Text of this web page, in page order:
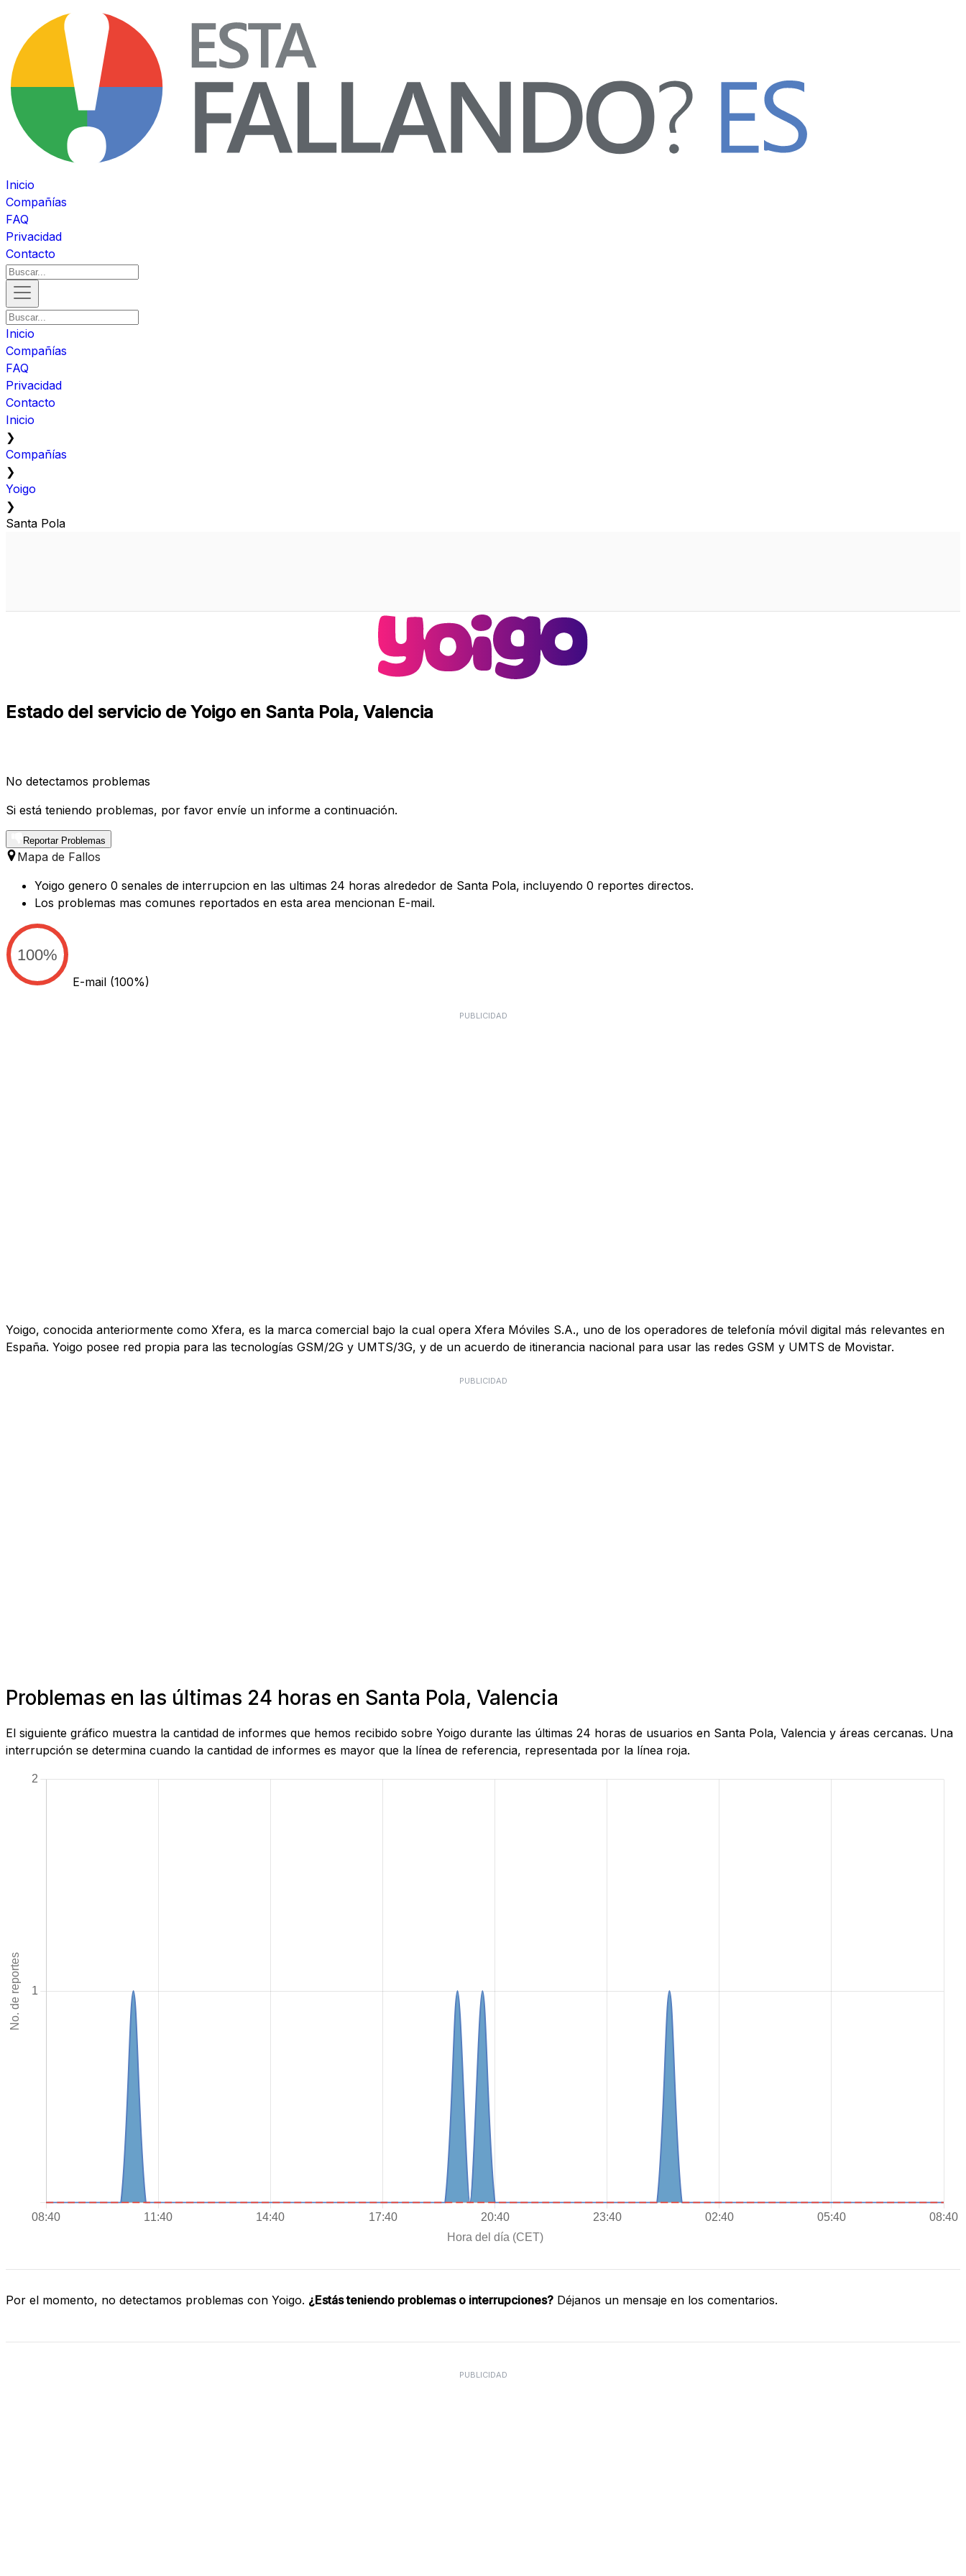
Inicio
Compañías
FAQ
Privacidad
Contacto
Inicio
Compañías
FAQ
Privacidad
Contacto
Inicio
❯
Compañías
❯
Yoigo
❯
Santa Pola
Estado del servicio de Yoigo en Santa Pola, Valencia
No detectamos problemas
Si está teniendo problemas, por favor envíe un informe a continuación.
Reportar Problemas
Mapa de Fallos
Yoigo genero 0 senales de interrupcion en las ultimas 24 horas alrededor de Santa Pola, incluyendo 0 reportes directos.
Los problemas mas comunes reportados en esta area mencionan E-mail.
100%
E-mail (100%)
PUBLICIDAD
Yoigo, conocida anteriormente como Xfera, es la marca comercial bajo la cual opera Xfera Móviles S.A., uno de los operadores de telefonía móvil digital más relevantes en
España. Yoigo posee red propia para las tecnologías GSM/2G y UMTS/3G, y de un acuerdo de itinerancia nacional para usar las redes GSM y UMTS de Movistar.
PUBLICIDAD
Problemas en las últimas 24 horas en Santa Pola, Valencia
El siguiente gráfico muestra la cantidad de informes que hemos recibido sobre Yoigo durante las últimas 24 horas de usuarios en Santa Pola, Valencia y áreas cercanas. Una
interrupción se determina cuando la cantidad de informes es mayor que la línea de referencia, representada por la línea roja.
Por el momento, no detectamos problemas con Yoigo. ¿Estás teniendo problemas o interrupciones? Déjanos un mensaje en los comentarios.
PUBLICIDAD